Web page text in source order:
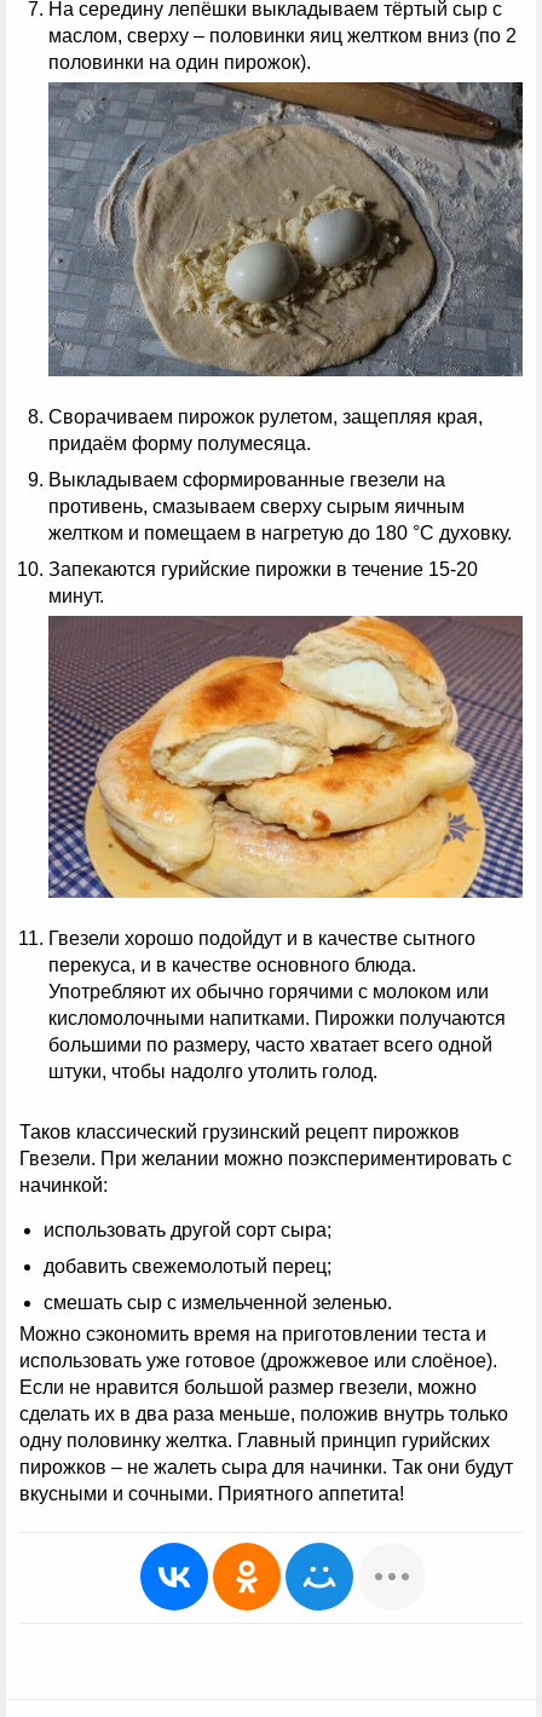
На середину лепёшки выкладываем тёртый сыр с
маслом, сверху – половинки яиц желтком вниз (по 2
половинки на один пирожок).
Сворачиваем пирожок рулетом, защепляя края,
придаём форму полумесяца.
Выкладываем сформированные гвезели на
противень, смазываем сверху сырым яичным
желтком и помещаем в нагретую до 180 °С духовку.
Запекаются гурийские пирожки в течение 15-20
минут.
Гвезели хорошо подойдут и в качестве сытного
перекуса, и в качестве основного блюда.
Употребляют их обычно горячими с молоком или
кисломолочными напитками. Пирожки получаются
большими по размеру, часто хватает всего одной
штуки, чтобы надолго утолить голод.
Таков классический грузинский рецепт пирожков
Гвезели. При желании можно поэкспериментировать с
начинкой:
использовать другой сорт сыра;
добавить свежемолотый перец;
смешать сыр с измельченной зеленью.
Можно сэкономить время на приготовлении теста и
использовать уже готовое (дрожжевое или слоёное).
Если не нравится большой размер гвезели, можно
сделать их в два раза меньше, положив внутрь только
одну половинку желтка. Главный принцип гурийских
пирожков – не жалеть сыра для начинки. Так они будут
вкусными и сочными. Приятного аппетита!